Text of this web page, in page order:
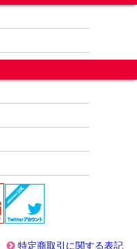
特定商取引に関する表記